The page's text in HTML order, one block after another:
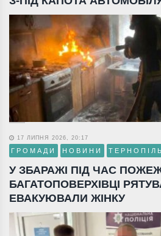
17 ЛИПНЯ 2026, 20:17
ГРОМАДИ НОВИНИ ТЕРНОПІЛЬ
У ЗБАРАЖІ ПІД ЧАС
БАГАТОПОВЕРХІВЦІ
ЕВАКУЮВАЛИ ЖІНКУ